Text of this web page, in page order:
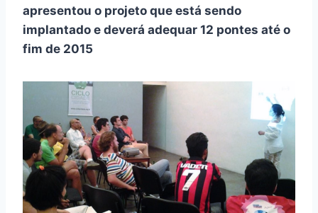
apresentou o projeto que está sendo
implantado e deverá adequar 12 pontes até o
fim de 2015